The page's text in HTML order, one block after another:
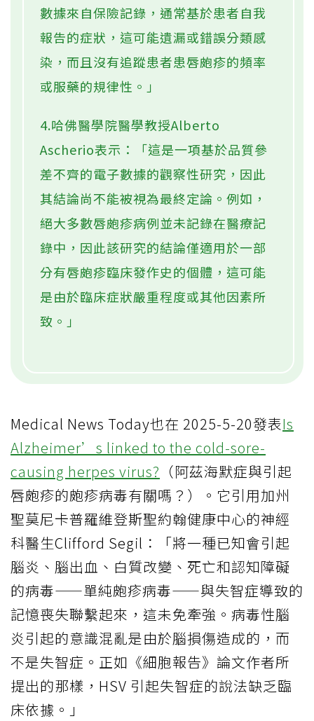
數據來自保險記錄，通常基於患者自我
報告的症狀，這可能遺漏或錯誤分類感
染，而且沒有追蹤患者患唇皰疹的頻率
或服藥的規律性。」
4.哈佛醫學院醫學教授Alberto
Ascherio表示：「這是一項基於品質參
差不齊的電子數據的觀察性研究，因此
其結論尚不能被視為最終定論。例如，
絕大多數唇皰疹病例並未記錄在醫療記
錄中，因此該研究的結論僅適用於一部
分有唇皰疹臨床發作史的個體，這可能
是由於臨床症狀嚴重程度或其他因素所
致。」
Medical News Today也在 2025-5-20發表Is
Alzheimer’s linked to the cold-sore-
causing herpes virus? （阿茲海默症與引起
唇皰疹的皰疹病毒有關嗎？）。它引用加州
聖莫尼卡普羅維登斯聖約翰健康中心的神經
科醫生Clifford Segil：「將一種已知會引起
腦炎、腦出血、白質改變、死亡和認知障礙
的病毒——單純皰疹病毒——與失智症導致的
記憶喪失聯繫起來，這未免牽強。病毒性腦
炎引起的意識混亂是由於腦損傷造成的，而
不是失智症。正如《細胞報告》論文作者所
提出的那樣，HSV 引起失智症的說法缺乏臨
床依據。」